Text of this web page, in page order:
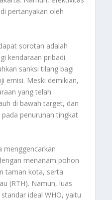
pertanyakan oleh
sorotan adalah
kendaraan pribadi.
sanksi tilang bagi
emisi. Meski demikian,
yang telah
di bawah target, dan
penurunan tingkat
menggencarkan
menanam pohon
taman kota, serta
(RTH). Namun, luas
ideal WHO, yaitu